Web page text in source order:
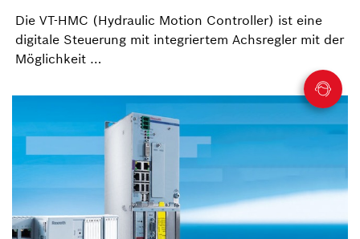
Die VT-HMC (Hydraulic Motion Controller) ist eine
digitale Steuerung mit integriertem Achsregler mit der
Möglichkeit …